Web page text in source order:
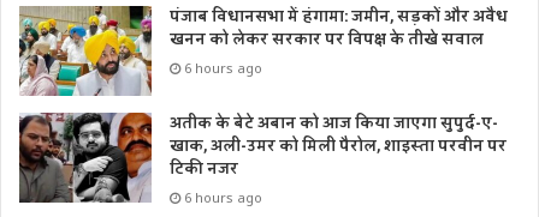
पंजाब विधानसभा में हंगामा: जमीन, सड़कों और अवैध
खनन को लेकर सरकार पर विपक्ष के तीखे सवाल
6 hours ago
अतीक के बेटे अबान को आज किया जाएगा सुपुर्द-ए-
खाक, अली-उमर को मिली पैरोल, शाइस्ता परवीन पर
टिकी नजर
6 hours ago